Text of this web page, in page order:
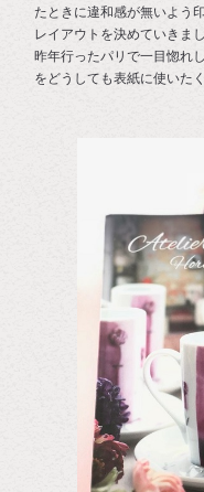
たときに違和感が無いよう
レイアウトを決めていきまし
昨年行ったパリで一目惚れ
をどうしても表紙に使いた